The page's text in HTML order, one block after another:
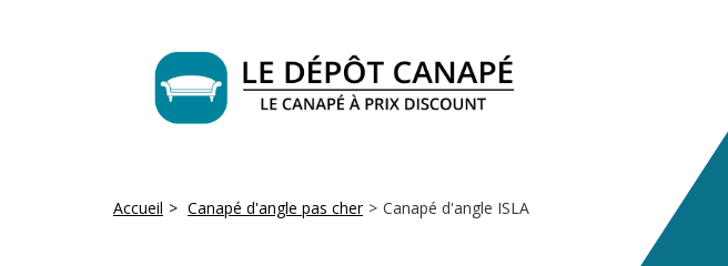
Accueil > Canapé d'angle pas cher > Canapé d'angle ISLA